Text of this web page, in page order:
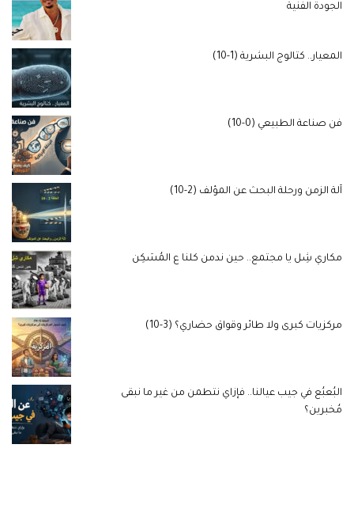
الجودة الفنية
المعيار.. كتالوج البشرية (1-10)
فن صناعة الطبيعي (0-10)
آلة الزمن ورحلة البحث عن المؤلف (2-10)
مكاري شِل يا مجتمع.. حين ندمن كلنا ع المُسَكِن
مركزيات كبرى ولا طائر وقواق حضاري؟ (3-10)
البُعبُع في جيب عيالنا.. فإزاي نتطمن من غير ما نبقى
مُخبرين؟